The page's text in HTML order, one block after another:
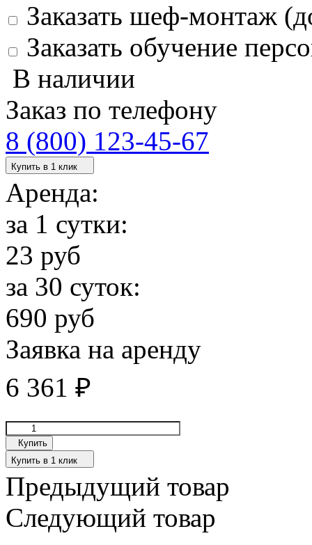
Заказать шеф-монтаж
Заказать обучение
В наличии
Заказ по телефону
8 (800) 123-45-67
Купить в 1 клик
Аренда:
за 1 сутки:
23 руб
за 30 суток:
690 руб
Заявка на аренду
6 361 ₽
Купить
Купить в 1 клик
Предыдущий товар
Следующий товар